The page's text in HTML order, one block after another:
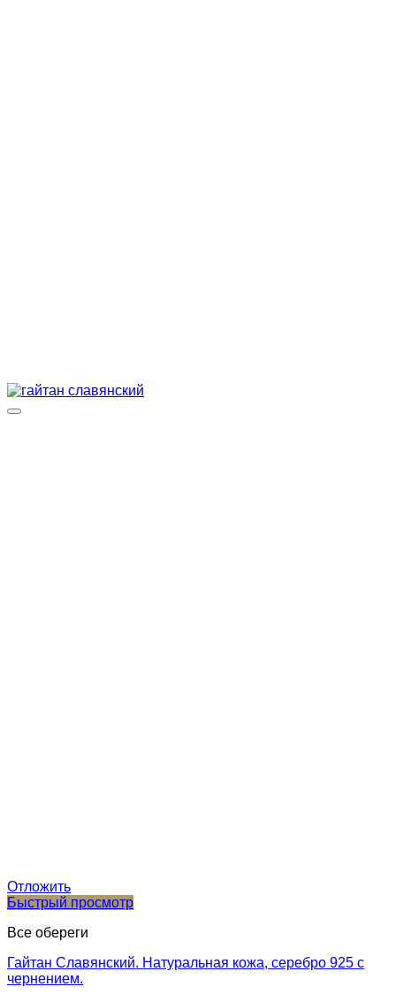
Отложить
Быстрый просмотр
Все обереги
Гайтан Славянский. Натуральная кожа, серебро 925 с
чернением.